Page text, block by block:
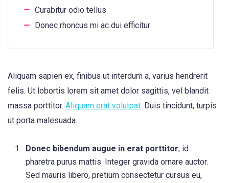
Curabitur odio tellus
Donec rhoncus mi ac dui efficitur
Aliquam sapien ex, finibus ut interdum a, varius hendrerit
felis. Ut lobortis lorem sit amet dolor sagittis, vel blandit
massa porttitor. Aliquam erat volutpat. Duis tincidunt, turpis
ut porta malesuada.
Donec bibendum augue in erat porttitor, id
pharetra purus mattis. Integer gravida ornare auctor.
Sed mauris libero, pretium consectetur cursus eu,